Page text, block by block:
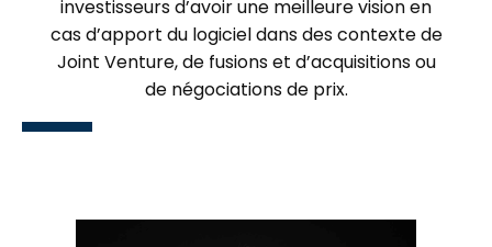
investisseurs d’avoir une meilleure vision en
cas d’apport du logiciel dans des contexte de
Joint Venture, de fusions et d’acquisitions ou
de négociations de prix.